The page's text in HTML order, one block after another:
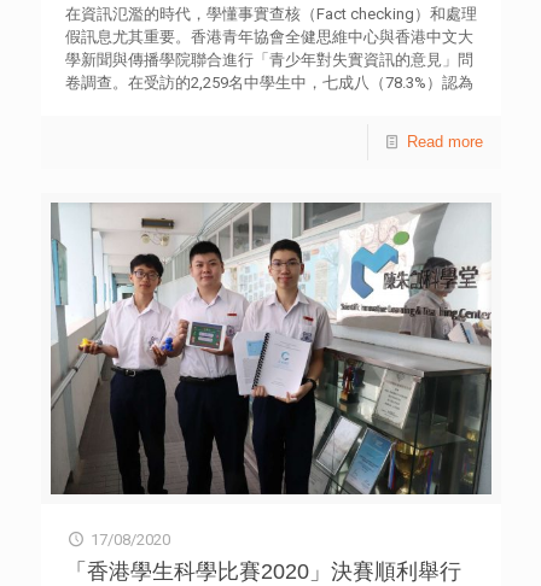
13】，主要透過朋友（41.1%）、視訊媒體（35.1%）及社
交媒體（31.9%）等【表14】。 青協深宵青年服務單位主
任李智廣指出，從調查結果所見，大部分曾吸食大麻，均為
在學或在職的青少年，他建議學校、大專院校及職場應加強
對身體同樣造成損害，以及避免使用毒品處理生活上的問
考、拒絕引誘，以及處理沉悶等技能。 他強調，大麻的禍
害不容忽視，例如影響肢體協調能力、誘發精神病病徵、損
害記憶和判斷力；長期和大量使用更會損害大腦發展和降低
智力等，同時，吸食大麻未能有效減壓，反而有機會造成情
緒大起大落，他建議青少年學習更多處理生活壓力及情緒困
擾的方法，正確處理負面、不安及焦慮情緒。 此外，他亦
建議運用更多在網上、社交及視訊媒體推廣預防教育，糾正
失實的大麻資訊，並透過互動短片、圖像及短訊等創新方
法，吸引青少年學習和認識。 香港青年協會青年違法防治
中心自2019年起，獲禁毒基金贊助，推行為期兩年的Project
CHOICE「自選人生」社區健康教育計劃，向小學至大專學
生、公眾以及高危、曾經或現正吸食大麻的人士提供網上至
地上全方位的預防吸食大麻教育活動，推廣大麻禍害至社區
展和傳遞有關大麻的正確訊息。計劃亦提供個案輔導和抗拒
大麻訓練，訓練參考美國地區性預防大麻策略，從知識、情
在資訊氾濫的時代，學懂事實查核（Fact checking）和處理
假訊息尤其重要。香港青年協會全健思維中心與香港中文大
學新聞與傳播學院聯合進行「青少年對失實資訊的意見」問
卷調查。在受訪的2,259名中學生中，七成八（78.3%）認為
成二（22.4%）會轉發未經證實的資訊【表一】。 上述調
中文大學新聞與傳播學院進行數據分析。調查顯示，四成
（40.4%）受訪學生表示經常在社交媒體轉發文章、留言和
表達意見；當他們懷疑資訊真偽時，半數人（50%）會請教
家人、朋友或師長【表一】。 調查指出，當收到一則新
聞，後來確定是虛假消息時，近半數受訪者選擇「不予理
會」（48.4%）【表二】；而當收到一則新聞，起初以為屬
實，轉發後才知道是虛假時，逾兩成（21.8%）選擇「不予
理會」，其餘則會作出各種相應行動，例如通知寄件者、收
件者，並作更正、向相關媒體檢舉等【表三】。 另外，過
半數受訪青年（52.9%）會主動查核和求證有問題的資訊；
當資訊被確定為假消息時，近七成（68.7%）認為應該被標
示出來。調查亦發現，逾六成認為學校應培養學生的媒介與
資訊素養，包括具備接收、分析和製作各種媒介的知識和能
一】。 香港青年協會業務總監徐小曼女士表示，調查反映
大多數受訪青少年重視資訊的真確性，並以懷疑態度思考其
Read more
17/08/2020
「香港學生科學比賽2020」決賽順利舉行